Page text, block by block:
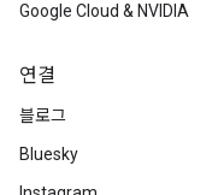
Google Cloud & NVIDIA
연결
블로그
Bluesky